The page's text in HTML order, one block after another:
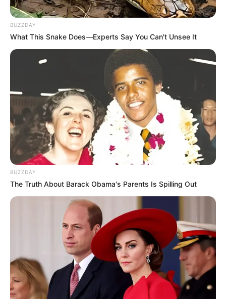
Saat Liburan ke Korea
TULIS KOMENTAR
Alamat email Anda tidak akan dipublikasikan. Ruas yang wajib ditandai*
BUZZDAY
What This Snake Does—Experts Say You Can't Unsee It
BUZZDAY
The Truth About Barack Obama's Parents Is Spilling Out